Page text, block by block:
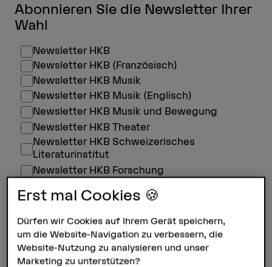
Abonnieren Sie die Newsletter Ihrer
Wahl
Newsletter HKB
Newsletter HKB (Französisch)
Newsletter HKB Musik
Newsletter HKB Musik (Englisch)
Newsletter HKB Musik und Bewegung
Newsletter HKB Theater
Newsletter HKB Schweizerisches
Literaturinstitut
Newsletter HKB Forschung
Gesellschaft
Newsletter HKB Weiterbildung Design und
Medien
Newsletter HKB Bildungskooperation
Erst mal Cookies 🍪
Dürfen wir Cookies auf Ihrem Gerät speichern,
um die Website-Navigation zu verbessern, die
Website-Nutzung zu analysieren und unser
Marketing zu unterstützen?